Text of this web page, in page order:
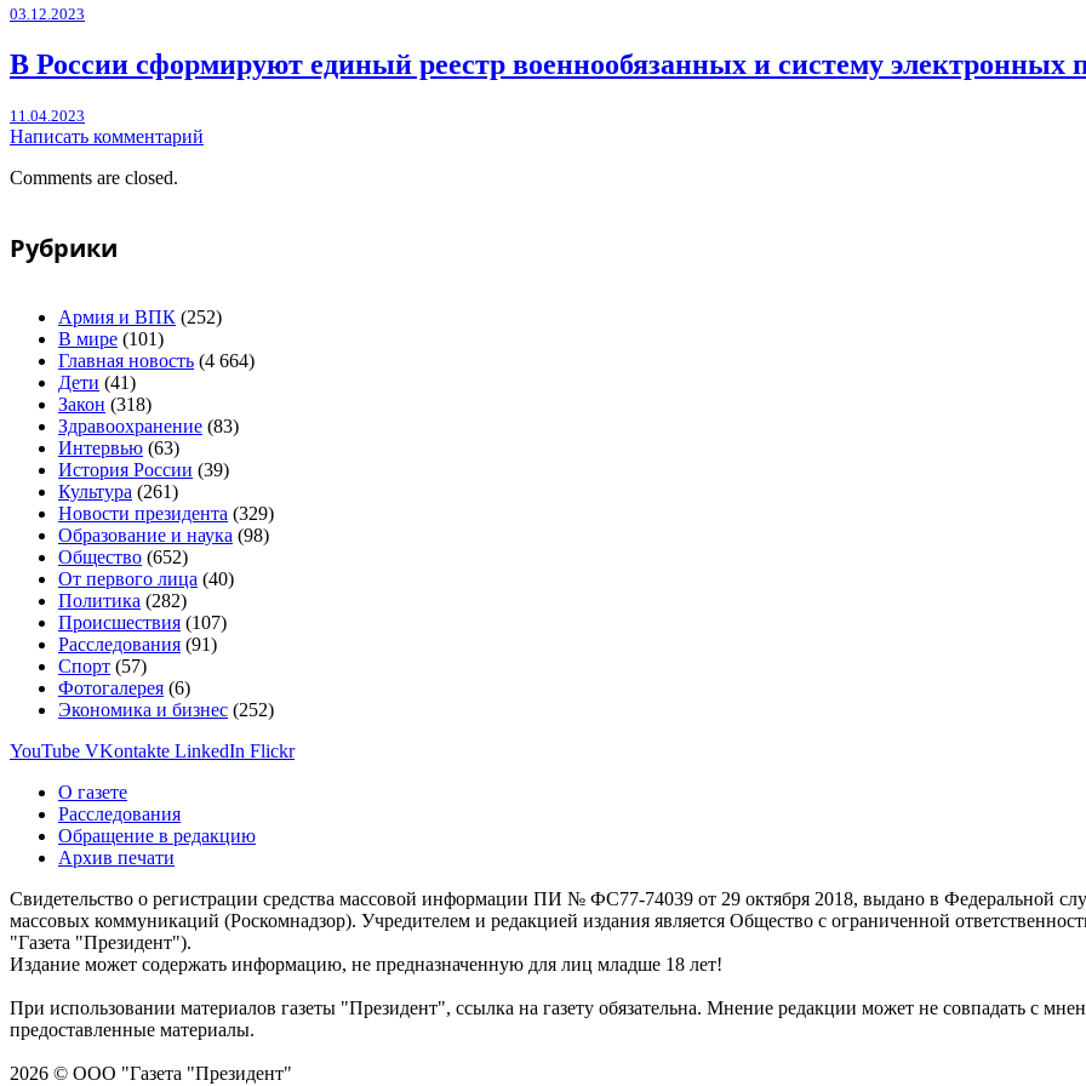
03.12.2023
В России сформируют единый реестр военнообязанных и систему электронных
11.04.2023
Написать комментарий
Comments are closed.
Рубрики
Армия и ВПК (252)
В мире (101)
Главная новость (4 664)
Дети (41)
Закон (318)
Здравоохранение (83)
Интервью (63)
История России (39)
Культура (261)
Новости президента (329)
Образование и наука (98)
Общество (652)
От первого лица (40)
Политика (282)
Происшествия (107)
Расследования (91)
Спорт (57)
Фотогалерея (6)
Экономика и бизнес (252)
YouTube VKontakte LinkedIn Flickr
О газете
Расследования
Обращение в редакцию
Архив печати
Свидетельство о регистрации средства массовой информации ПИ № ФС77-74039 от 29 октября 2018, выдано в Федеральной
массовых коммуникаций (Роскомнадзор). Учредителем и редакцией издания является Общество с ограниченной
"Газета "Президент").
Издание может содержать информацию, не предназначенную для лиц младше 18 лет!
При использовании материалов газеты "Президент", ссылка на газету обязательна. Мнение редакции может не совпадать с
предоставленные материалы.
2026 © ООО "Газета "Президент"